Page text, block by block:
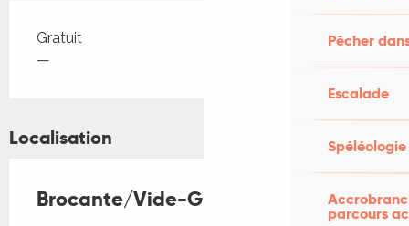
Pêcher
Escalade
Spéléologie
parcours
Tarifs 2026
Gratuit
—
Localisation
Brocante/Vide-Greniers à Cahors